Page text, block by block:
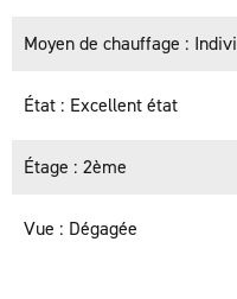
Moyen de chauffage
État Excellent état
Étage 2ème
Vue Dégagée